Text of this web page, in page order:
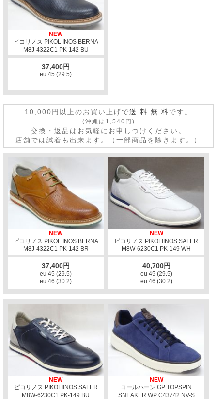
NEW
ピコリノス PIKOLIINOS BERNA
M8J-4322C1 PK-142 BU
37,400円
eu 45 (29.5)
10,000円以上のお買い上げで送 料 無 料です。
(沖縄は1,540円)
交換・返品はお気軽にお申しつけください。
店舗では試着も出来ます。（一部商品を除きます。）
NEW
ピコリノス PIKOLIINOS BERNA
M8J-4322C1 PK-142 BR
37,400円
eu 45 (29.5)
eu 46 (30.2)
NEW
ピコリノス PIKOLIINOS SALER
M8W-6230C1 PK-149 WH
40,700円
eu 45 (29.5)
eu 46 (30.2)
NEW
ピコリノス PIKOLIINOS SALER
M8W-6230C1 PK-149 BU
NEW
コールハーン GP TOPSPIN
SNEAKER WP C43742 NV-S